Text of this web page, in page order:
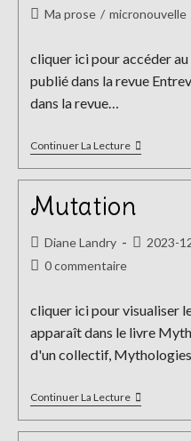
de
publiée :
PostMa prose / micronouvelle
cliquer ici pour accéder
publié dans la revue
dans la revue…
Continuer La LectureFace
Laide
Mutation
Auteur/autrice
de
Diane Landry 2023-
Commentaires
publication :
0 commentaire
cliquer ici pour visualiser
apparaît dans le livre
d'un collectif,
Continuer La LectureMutation